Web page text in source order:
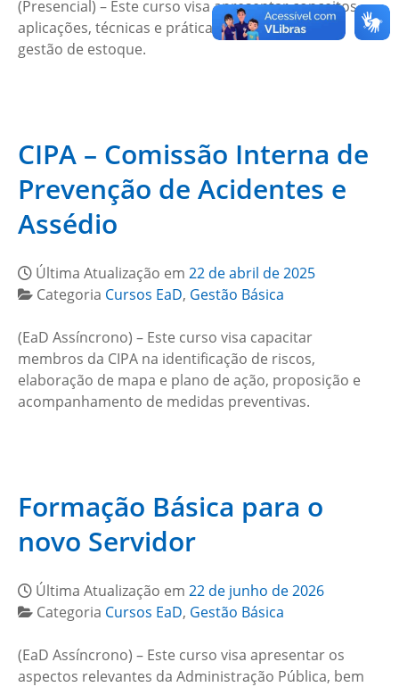
(Presencial) – Este curso visa apresentar conceitos,
aplicações, técnicas e práticas fundamentais da
gestão de estoque.
CIPA – Comissão Interna de
Prevenção de Acidentes e
Assédio
Última Atualização em 22 de abril de 2025
Categoria Cursos EaD, Gestão Básica
(EaD Assíncrono) – Este curso visa capacitar
membros da CIPA na identificação de riscos,
elaboração de mapa e plano de ação, proposição e
acompanhamento de medidas preventivas.
Formação Básica para o
novo Servidor
Última Atualização em 22 de junho de 2026
Categoria Cursos EaD, Gestão Básica
(EaD Assíncrono) – Este curso visa apresentar os
aspectos relevantes da Administração Pública, bem